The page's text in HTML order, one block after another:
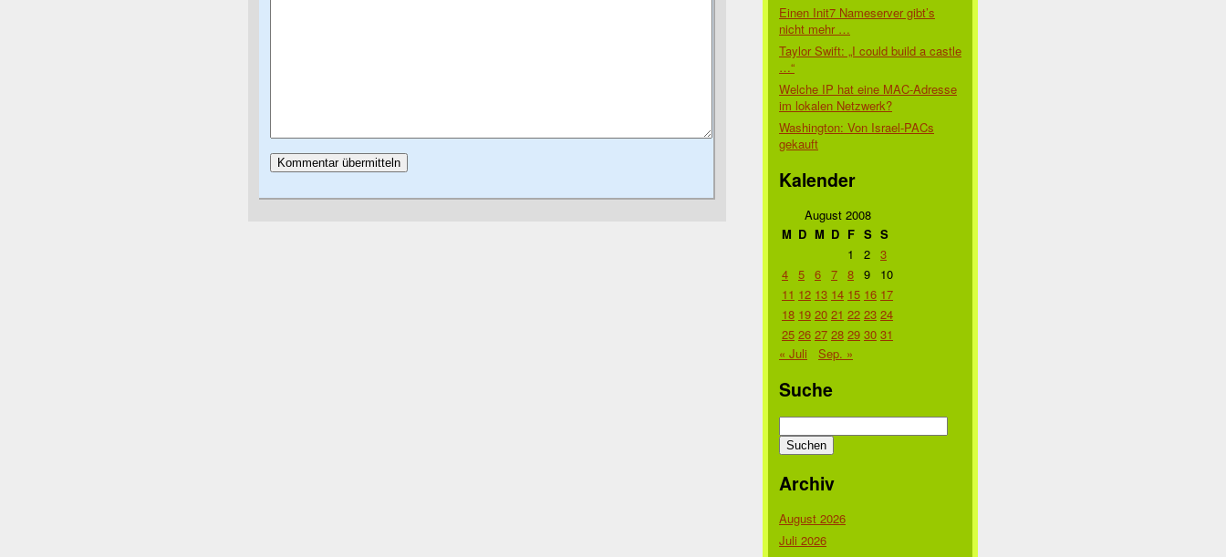
Einen Init7 Nameserver gibt’s
nicht mehr …
Taylor Swift: „I could build a castle
…“
Welche IP hat eine MAC-Adresse
im lokalen Netzwerk?
Washington: Von Israel-PACs
gekauft
Kalender
August 2008
M D M D F S S
1
2 3
4 5 6 7 8 9
10
11 12 13 14 15 16 17
18 19 20 21 22 23 24
25 26 27 28 29 30 31
« Juli
Sep. »
Suche
nach:
Archiv
August 2026
Juli 2026